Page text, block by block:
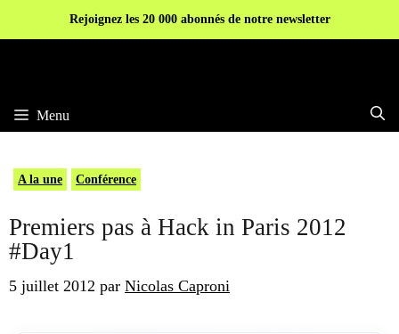
Rejoignez les 20 000 abonnés de notre newsletter
Menu
A la une Conférence
Premiers pas à Hack in Paris 2012
#Day1
5 juillet 2012 par Nicolas Caproni